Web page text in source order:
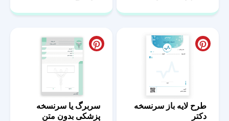
طرح لایه باز سرنسخه
دکتر
سربرگ یا سرنسخه
پزشکی بدون متن